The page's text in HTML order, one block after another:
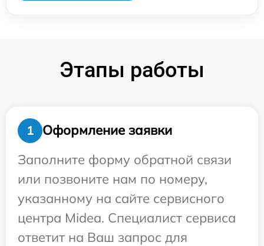
Этапы работы
1
Оформление заявки
Заполните форму обратной связи
или позвоните нам по номеру,
указанному на сайте сервисного
центра Midea. Специалист сервиса
ответит на Ваш запрос для